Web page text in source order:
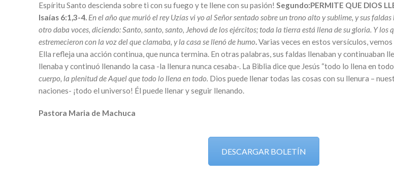
Espíritu Santo descienda sobre ti con su fuego y te llene con su pasión! Segundo:PERMITE QUE DIOS
Isaías 6:1,3-4. En el año que murió el rey Uzías vi yo al Señor sentado sobre un trono alto y sublime, y sus
otro daba voces, diciendo: Santo, santo, santo, Jehová de los ejércitos; toda la tierra está llena de su gloria. Y los
estremecieron con la voz del que clamaba, y la casa se llenó de humo.Varias veces en estos versículos, vemos
Ella refleja una acción continua, que nunca termina. En otras palabras, sus faldas llenaban y continuaban
llenaba y continuó llenando la casa -la llenura nunca cesaba-. La Biblia dice que Jesús “todo lo llena en
cuerpo, la plenitud de Aquel que todo lo llena en todo. Dios puede llenar todas las cosas con su llenura –
naciones- ¡todo el universo! Él puede llenar y seguir llenando.
Pastora Maria de Machuca
DESCARGAR BOLETÍN